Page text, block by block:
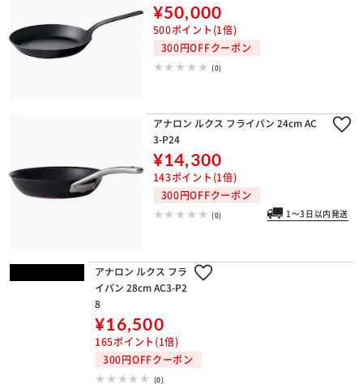
¥50,000
500ポイント(1倍)
300円OFFクーポン
(0)
アナロン ルクス フライパン 24cm AC
3-P24
¥14,300
143ポイント(1倍)
300円OFFクーポン
(0) 1～3日以内発送
アナロン ルクス フライパン 28cm AC
3-P28
165ポイント(1倍)
300円OFFクーポン